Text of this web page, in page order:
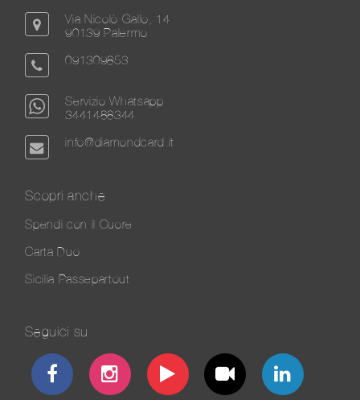
Via Nicolò Gallo, 14
90139 Palermo
091309853
Servizio Whatsapp
3441488344
info@diamondcard.it
Scopri anche
Spendi con il Cuore
Carta Duo
Sicilia Passepartout
Seguici su